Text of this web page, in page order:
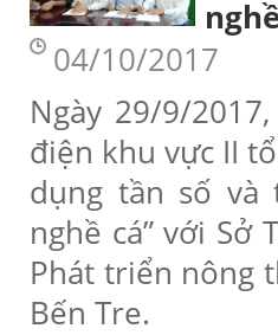
04/10/2017
Ngày 29/9/
điện khu vực II
dụng tần số
nghề cá” với Sở
Phát triển nông
Bến Tre.